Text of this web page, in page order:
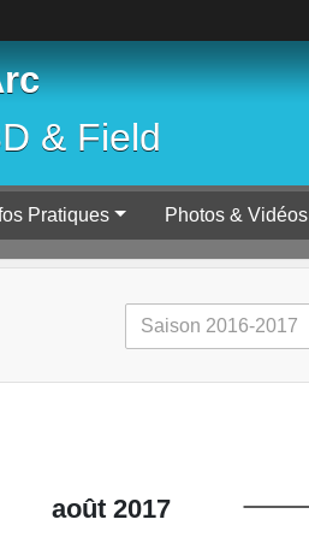
& Field
Pratiques Photos & Vidéos
août 2017